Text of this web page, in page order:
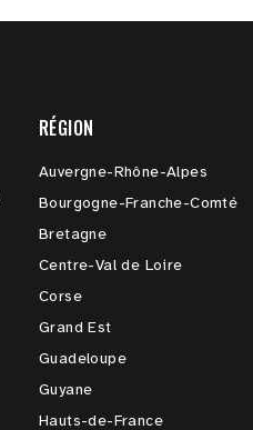
RÉGION
Auvergne-Rhône-Alpes
Bourgogne-Franche-Comté
Bretagne
Centre-Val de Loire
Corse
Grand Est
Guadeloupe
Guyane
Hauts-de-France